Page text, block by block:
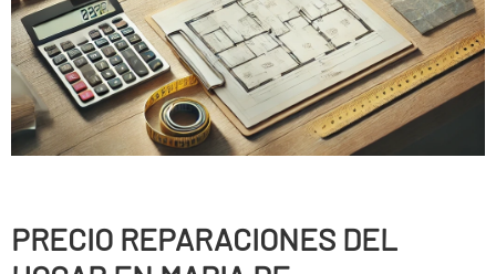
PRECIO REPARACIONES DEL